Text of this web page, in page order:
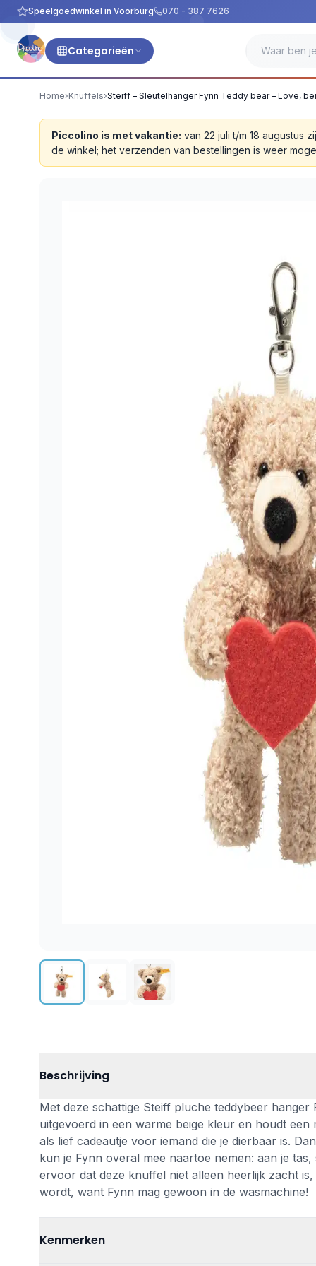
Speelgoedwinkel in Voorburg 070 - 387 7626
Categorieën
Home›Knuffels›Steiff – Sleutelhanger Fynn Teddy bear – Love,
Piccolino is met vakantie: van 22 juli t/m 18 augustus
de winkel; het verzenden van bestellingen is weer
Beschrijving
Met deze schattige Steiff pluche teddybeer
uitgevoerd in een warme beige kleur en houdt
als lief cadeautje voor iemand die je dierbaar is.
kun je Fynn overal mee naartoe nemen: aan je
ervoor dat deze knuffel niet alleen heerlijk zacht
wordt, want Fynn mag gewoon in de wasmachine!
Kenmerken